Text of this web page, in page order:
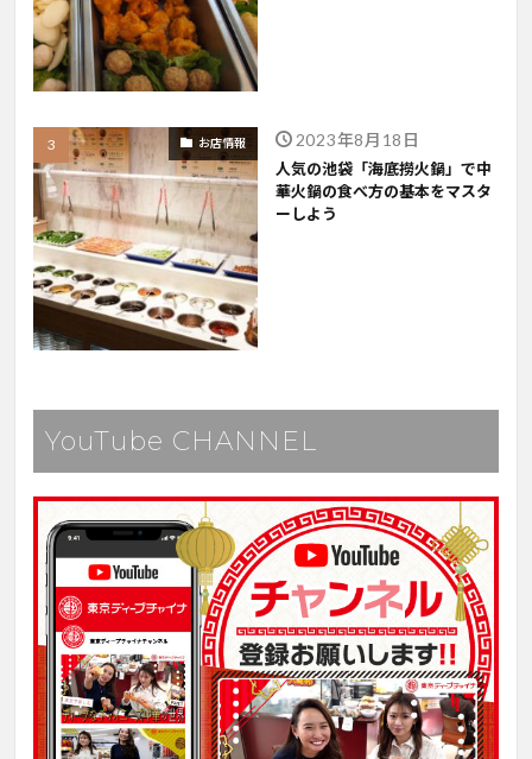
お店情報 2023年8月18日
人気の池袋「海底撈火鍋」で中
華火鍋の食べ方の基本をマスタ
ーしよう
YouTube CHANNEL